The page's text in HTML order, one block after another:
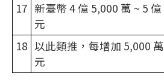
17 新臺幣 4 億 5,000 萬 ~ 5 億
元
18 以此類推，每增加 5,000 萬
元